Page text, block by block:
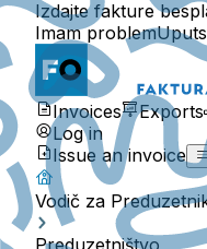
Izdajte fakture
Imam problem
Invoices Exports
Log in
Issue an invoice
Vodič za
Preduzetništvo